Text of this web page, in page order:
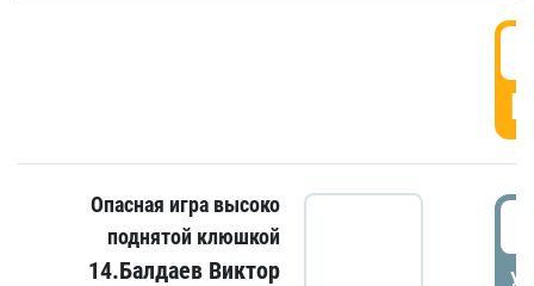
Опасная игра высоко
поднятой клюшкой
14.Балдаев Виктор